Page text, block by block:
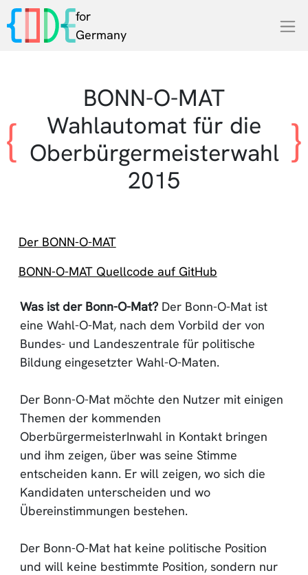
for
Germany
BONN-O-MAT
Wahlautomat für die
Oberbürgermeisterwahl
2015
Der BONN-O-MAT
BONN-O-MAT Quellcode auf GitHub
Was ist der Bonn-O-Mat?Der Bonn-O-Mat ist
eine Wahl-O-Mat, nach dem Vorbild der von
Bundes- und Landeszentrale für politische
Bildung eingesetzter Wahl-O-Maten.
Der Bonn-O-Mat möchte den Nutzer mit einigen
Themen der kommenden
OberbürgermeisterInwahl in Kontakt bringen
und ihm zeigen, über was seine Stimme
entscheiden kann. Er will zeigen, wo sich die
Kandidaten unterscheiden und wo
Übereinstimmungen bestehen.
Der Bonn-O-Mat hat keine politische Position
und will keine bestimmte Position, sondern nur